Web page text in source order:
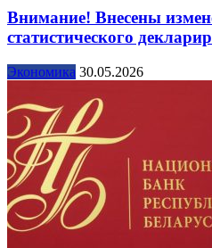
Внимание! Внесены
статистического
Экономика 30.05.2026